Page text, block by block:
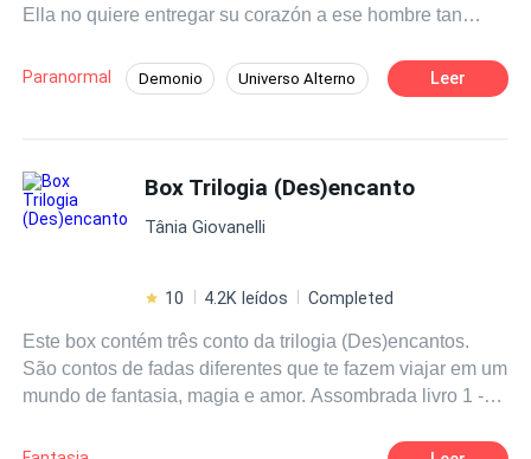
Ella no quiere entregar su corazón a ese hombre tan
sentimientos? Más el destino tenía otros planes, los dos
se enamoraron a pesar de ser dos personas tan distintas
demonía.
Paranormal Demonio Universo Alterno
Diferencia de Edad Profesor
Leer
Box Trilogia (Des)encanto
Tânia Giovanelli
10 4.2K leídos Completed
Este box contém três conto da trilogia (Des)encantos.
São contos de fadas diferentes que te fazem viajar em um
mundo de fantasia, magia e amor. Assombrada livro 1 -
para uma segunda chance. Perdida livro 2 - Conta